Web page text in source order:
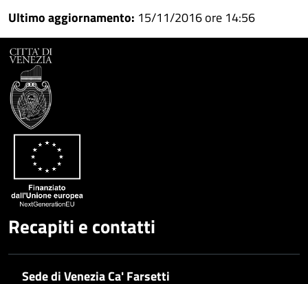
su
Facebook
Condividi
su
Condividi
Ultimo aggiornamento: 15/11/2016 ore 14:56
Recapiti e contatti
Sede di Venezia Ca' Farsetti